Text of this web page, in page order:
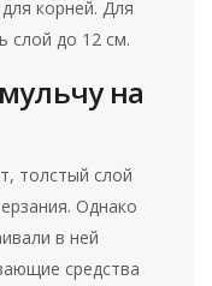
корней. Для
слой до 12 см.
на
толстый слой
Однако
в ней
средства